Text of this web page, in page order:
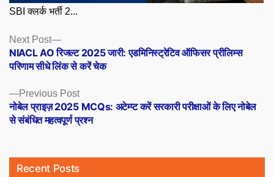
SBI क्लर्क भर्ती 2...
Posts
navigation
Previous PostPrevious
post:
नोबेल प्राइज़ 2025 MCQs: अटेम्प्ट करें सरकारी परीक्षाओं के लिए नोबेल
से संबंधित महत्वपूर्ण प्रश्न
Next Post
Next
post:
NIACL AO रिजल्ट 2025 जारी: एडमिनिस्ट्रेटिव ऑफिसर प्रीलिम्स
परिणाम सीधे लिंक से करें चेक
Recent Posts